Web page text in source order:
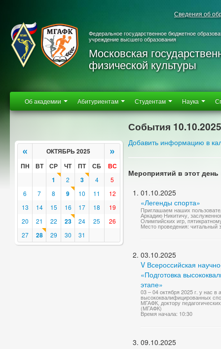
Сведения об
Федеральное государственное бюджетное
учреждение высшего образования
Московская
физической культуры
Об академии Абитуриентам Студентам Наука
« ОКТЯБРЬ 2025 »
ПН ВТ СР ЧТ ПТ СБ
ВС
1
2 3 4
5
6
7 8 9 10 11
12
13
14 15 16 17 18
19
20
21 22 23 24 25
26
27
28 29 30 31
События 10.10.2025
Добавить информацию в
Мероприятий в этот день
01.10.2025
«Легенды спорта»
Приглашаем наших
Аркадию Никитичу,
Олимпийских игр,
Место проведения: читальный
03.10.2025
V Всероссийская
«Подготовка
этапе»
03 – 04 октября 2025 г. у нас
высококвалифицированных
МГАФК, доктору
(МГАФК)
Время начала: 10:30
09.10.2025